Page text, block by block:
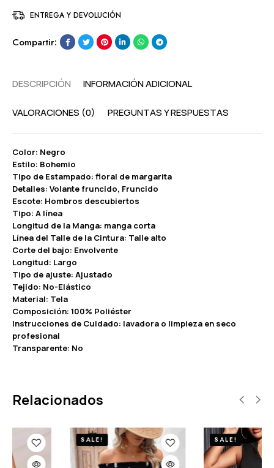
ENTREGA Y DEVOLUCIÓN
Compartir:
DESCRIPCIÓN INFORMACIÓN ADICIONAL
VALORACIONES (0) PREGUNTAS Y RESPUESTAS
Color: Negro
Estilo: Bohemio
Tipo de Estampado: floral de margarita
Detalles: Volante fruncido, Fruncido
Escote: Hombros descubiertos
Tipo: A línea
Longitud de la Manga: manga corta
Línea del Talle de la Cintura: Talle alto
Corte del bajo: Envolvente
Longitud: Largo
Tipo de ajuste: Ajustado
Tejido: No-Elástico
Material: Tela
Composición: 100% Poliéster
Instrucciones de Cuidado: lavadora o limpieza en seco
profesional
Transparente: No
Relacionados
SALE! SALE!